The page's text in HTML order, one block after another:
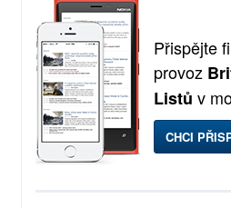
Přispějte
provoz
Listů v
CHCI